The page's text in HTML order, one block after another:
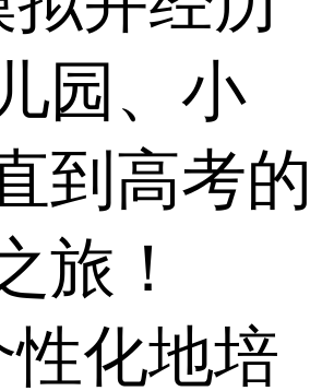
园、小
到高考的
旅！
性化地培